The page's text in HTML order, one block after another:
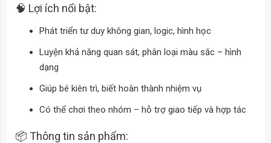
🧠 Lợi ích nổi bật:
Phát triển tư duy không gian, logic, hình học
Luyện khả năng quan sát, phân loại màu sắc – hình
dạng
Giúp bé kiên trì, biết hoàn thành nhiệm vụ
Có thể chơi theo nhóm – hỗ trợ giao tiếp và hợp tác
📦 Thông tin sản phẩm: